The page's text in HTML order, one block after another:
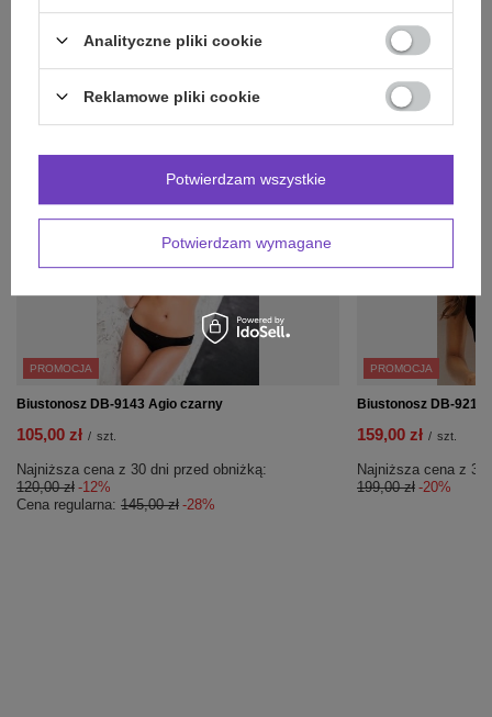
INNE PRODUKTY
PRODUCENTA:
PROMOCJA
Biustonosz DB-9143 Agio czarny
105,00 zł / szt.
Najniższa cena z 30 dni przed obniżką:
120,00 zł -12%
Cena regularna: 145,00 zł -28%
PROMOCJA
Biustonosz DB-9214
159,00 zł / szt.
Najniższa cena z
199,00 zł -20%
Analityczne pliki cookie
Reklamowe pliki cookie
Potwierdzam wymagane
Potwierdzam wszystkie